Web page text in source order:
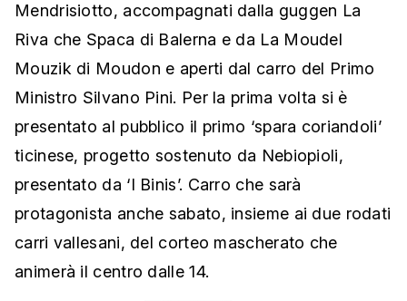
Mendrisiotto, accompagnati dalla guggen La
Riva che Spaca di Balerna e da La Moudel
Mouzik di Moudon e aperti dal carro del Primo
Ministro Silvano Pini. Per la prima volta si è
presentato al pubblico il primo ‘spara coriandoli’
ticinese, progetto sostenuto da Nebiopioli,
presentato da ‘I Binis’. Carro che sarà
protagonista anche sabato, insieme ai due rodati
carri vallesani, del corteo mascherato che
animerà il centro dalle 14.